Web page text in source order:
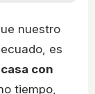
nuestro
es
con
tiempo,